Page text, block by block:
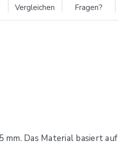
Vergleichen Fragen?
mm. Das Material basiert auf